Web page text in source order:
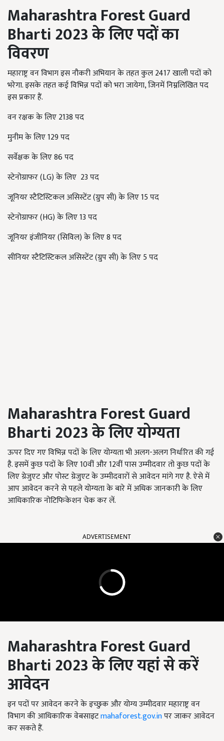
Maharashtra Forest Guard
Bharti 2023के लिए पदों का
विवरण
महाराष्ट्र वन विभाग इस नौकरी अभियान के तहत कुल 2417 खाली पदों को
भरेगा. इसके तहत कई विभिन्न पदों को भरा जायेगा, जिनमें निम्नलिखित पद
इस प्रकार हैं.
वन रक्षक के लिए 2138 पद
मुनीम के लिए 129 पद
सर्वेक्षक के लिए 86 पद
स्टेनोग्राफर (LG) के लिए 23 पद
जूनियर स्टैटिस्टिकल असिस्टेंट (ग्रुप सी) के लिए 15 पद
स्टेनोग्राफर (HG) के लिए 13 पद
जूनियर इंजीनियर (सिविल) के लिए 8 पद
सीनियर स्टैटिस्टिकल असिस्टेंट (ग्रुप सी) के लिए 5 पद
Maharashtra Forest Guard
Bharti 2023के लिए योग्यता
ऊपर दिए गए विभिन्न पदों के लिए योग्यता भी अलग-अलग निर्धारित की गई
है. इसमें कुछ पदों के लिए 10वीं और 12वीं पास उम्मीदवार तो कुछ पदों के
लिए ग्रेजुएट और पोस्ट ग्रेजुएट के उम्मीदवारों से आवेदन मांगे गए है. ऐसे में
आप आवेदन करने से पहले योग्यता के बारे में अधिक जानकारी के लिए
आधिकारिक नोटिफिकेशन चेक कर लें.
ADVERTISEMENT
Maharashtra Forest Guard
Bharti 2023के लिए यहां से करें
आवेदन
इन पदों पर आवेदन करने के इच्छुक और योग्य उम्मीदवार महाराष्ट्र वन
विभाग की आधिकारिक वेबसाइटmahaforest.gov.inपर जाकर आवेदन
कर सकते हैं.